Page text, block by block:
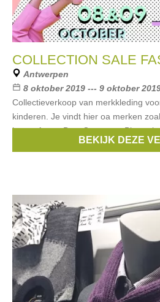
COLLECTION SALE
Antwerpen
8 oktober 2019 --- 9 oktober
Collectieverkoop van merkkleding
kinderen. Je vindt hier oa merken
jeans, Arma, Best Company,
jeans, Liu Jo, Missoni en veel
BEKIJK DEZE